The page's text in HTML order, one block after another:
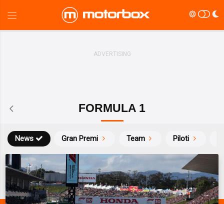
FORMULA 1
News Gran Premi Team Piloti